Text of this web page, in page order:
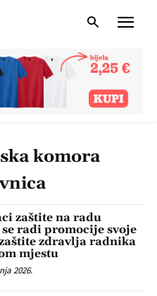
komora
zaštite na radu
radi promocije svoje
zdravlja radnika
mjestu
2026.